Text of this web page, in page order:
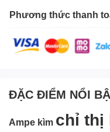
Phương thức thanh
ĐẶC ĐIỂM NỔI
Ampe kìm chỉ thị